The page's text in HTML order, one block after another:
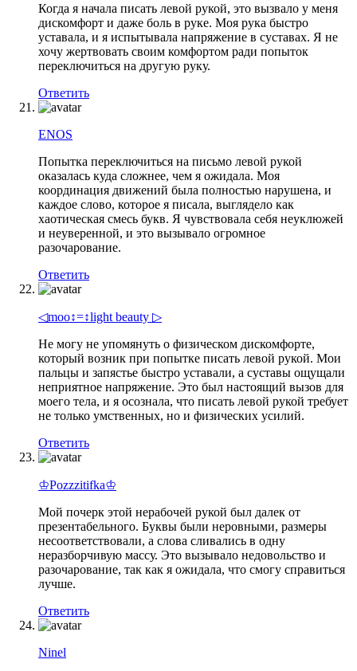
Когда я начала писать левой рукой, это вызвало у меня
дискомфорт и даже боль в руке. Моя рука быстро
уставала, и я испытывала напряжение в суставах. Я не
хочу жертвовать своим комфортом ради попыток
переключиться на другую руку.
Ответить
ENOS
Попытка переключиться на письмо левой рукой
оказалась куда сложнее, чем я ожидала. Моя
координация движений была полностью нарушена, и
каждое слово, которое я писала, выглядело как
хаотическая смесь букв. Я чувствовала себя неуклюжей
и неуверенной, и это вызывало огромное
разочарование.
Ответить
◁mоо↕=↕light beauty ▷
Не могу не упомянуть о физическом дискомфорте,
который возник при попытке писать левой рукой. Мои
пальцы и запястье быстро уставали, а суставы ощущали
неприятное напряжение. Это был настоящий вызов для
моего тела, и я осознала, что писать левой рукой требует
не только умственных, но и физических усилий.
Ответить
♔Pozzzitifka♔
Мой почерк этой нерабочей рукой был далек от
презентабельного. Буквы были неровными, размеры
несоответствовали, а слова сливались в одну
неразборчивую массу. Это вызывало недовольство и
разочарование, так как я ожидала, что смогу справиться
лучше.
Ответить
Ninel